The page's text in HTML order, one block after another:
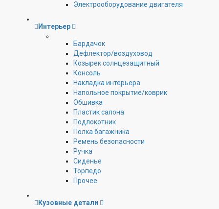
Электрооборудование двигателя
Интерьер
Бардачок
Дефлектор/воздуховод
Козырек солнцезащитный
Консоль
Накладка интерьера
Напольное покрытие/коврик
Обшивка
Пластик салона
Подлокотник
Полка багажника
Ремень безопасности
Ручка
Сиденье
Торпедо
Прочее
Кузовные детали